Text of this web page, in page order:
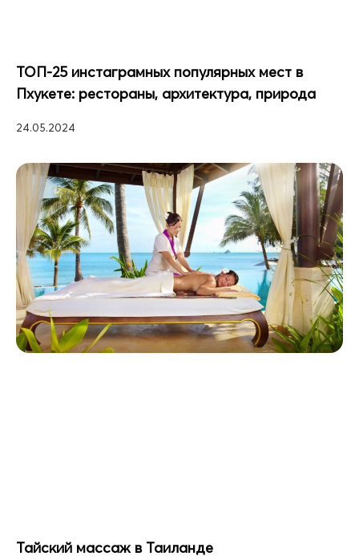
ТОП-25 инстаграмных популярных мест в
Пхукете: рестораны, архитектура, природа
24.05.2024
Тайский массаж в Таиланде